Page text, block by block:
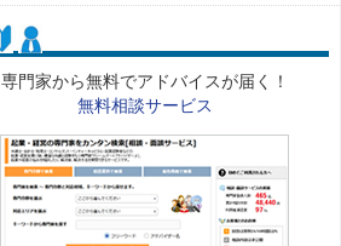
専門家から無料でアドバイスが届く！
無料相談サービス